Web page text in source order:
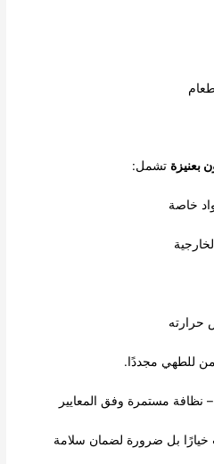
بعنيزة تشمل:
خاصة
حرارته
للطهي مجددًا.
نظافة مستمرة وفق المعايير
خيارًا بل ضرورة لضمان سلامة